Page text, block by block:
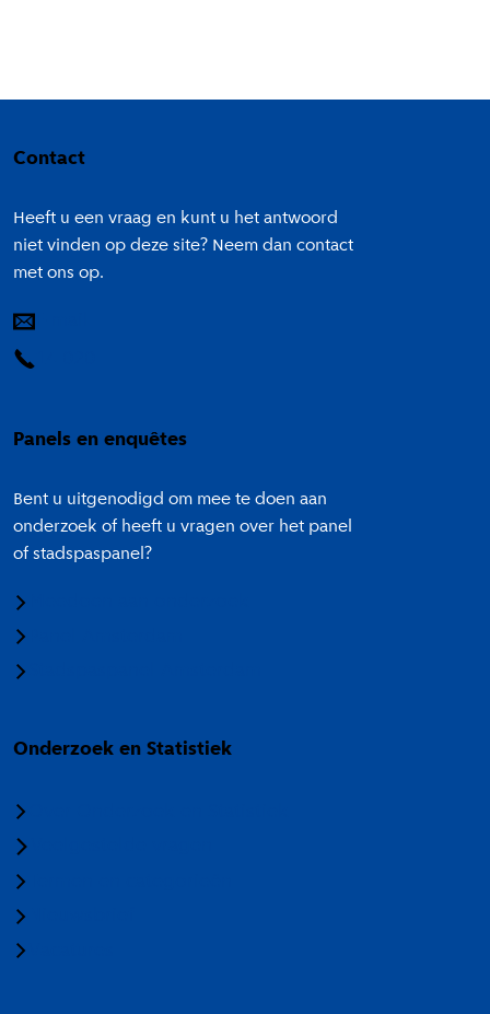
Contact
Heeft u een vraag en kunt u het antwoord
niet vinden op deze site? Neem dan contact
met ons op.
Panels en enquêtes
Bent u uitgenodigd om mee te doen aan
onderzoek of heeft u vragen over het panel
of stadspaspanel?
Onderzoek en Statistiek